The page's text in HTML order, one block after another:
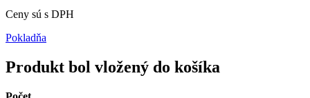
Ceny sú s DPH
Pokladňa
Produkt bol vložený do košíka